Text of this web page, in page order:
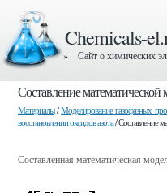
Chemicals-
» Сайт о химических
Составление математической
Материалы/Моделирование газофазных
восстановлении оксидов азота/ Составление
Составленная математическая